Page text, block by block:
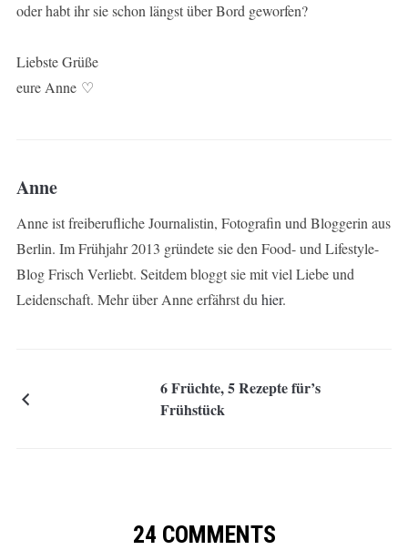
oder habt ihr sie schon längst über Bord geworfen?
Liebste Grüße
eure Anne ♡
Anne
Anne ist freiberufliche Journalistin, Fotografin und Bloggerin aus
Berlin. Im Frühjahr 2013 gründete sie den Food- und Lifestyle-
Blog Frisch Verliebt. Seitdem bloggt sie mit viel Liebe und
Leidenschaft. Mehr über Anne erfährst du hier.
6 Früchte, 5 Rezepte für’s
Frühstück
24 COMMENTS